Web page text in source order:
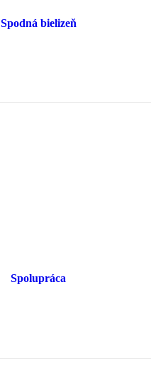
Spodná bielizeň
Spolupráca